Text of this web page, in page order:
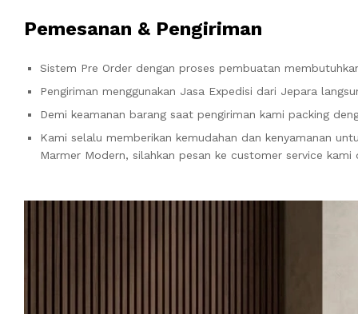
Pemesanan & Pengiriman
Sistem Pre Order dengan proses pembuatan
Pengiriman menggunakan Jasa Expedisi dari Jepara
Demi keamanan barang saat pengiriman kami packing
Kami selalu memberikan kemudahan dan kenyamanan
Marmer Modern, silahkan pesan ke customer service kami